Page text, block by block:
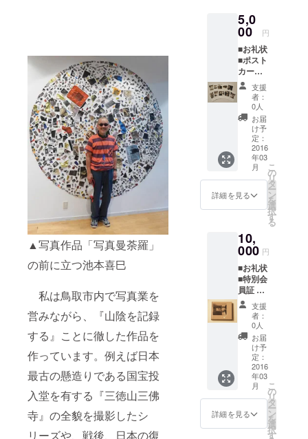
▲写真作品「写真曼荼羅」
の前に立つ池本喜巳
私は鳥取市内で写真業を
営みながら、『山陰を記録
する』ことに徹した作品を
作っています。例えば日本
最古の懸造りである国宝投
入堂を有する『三徳山三佛
寺』の全貌を撮影したシ
リーズや、戦後、日本の復
5,0
00 円
■お礼状
■ポスト
カード
「そで
ふれあ
うも」
１組１
０枚入
支援
者：
0人
お届
け予
定：
2016
年03
月
詳細を見る
こ
の
リ
タ
ー
ン
を
選
択
す
る
10,
000 円
■お礼状
■特別会
員証 1
枚
（FAAV
O支援者
様限
定・永
久入場
無料）
■写真集
「そで
ふれあ
うも
２」１
冊 定価
支援
者：
0人
お届
け予
定：
2016
年03
月
詳細を見る
こ
の
リ
タ
ー
ン
を
選
択
す